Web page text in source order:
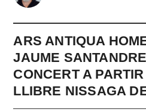
ARS ANTIQUA
JAUME
CONCERT A
LLIBRE NISSAGA